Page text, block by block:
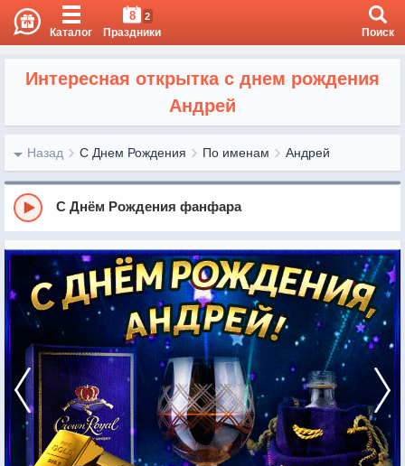
Каталог
8 2
Праздники Поиск
Интересная открытка с днем рождения
Андрей
Назад С Днем Рождения По именам Андрей
С Днём Рождения фанфара